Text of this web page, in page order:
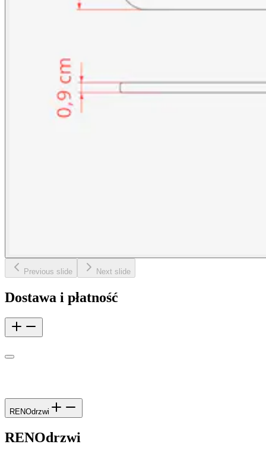
Previous slide Next slide
Dostawa i płatność
RENOdrzwi
RENOdrzwi